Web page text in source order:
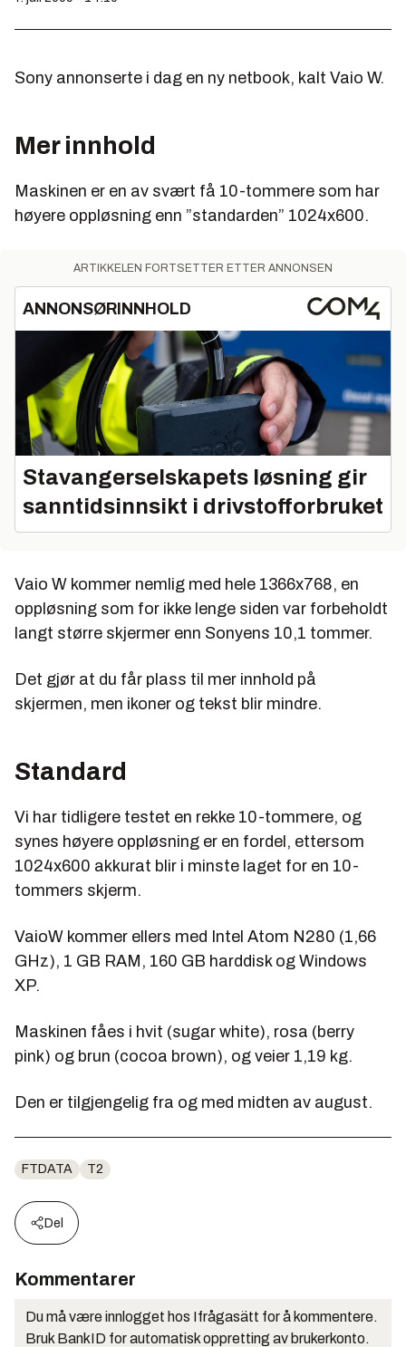
Sony annonserte i dag en ny netbook, kalt Vaio W.
Mer innhold
Maskinen er en av svært få 10-tommere som har
høyere oppløsning enn ”standarden” 1024x600.
ARTIKKELEN FORTSETTER ETTER ANNONSEN
ANNONSØRINNHOLD
Stavangerselskapets løsning gir
sanntidsinnsikt i drivstofforbruket
Vaio W kommer nemlig med hele 1366x768, en
oppløsning som for ikke lenge siden var forbeholdt
langt større skjermer enn Sonyens 10,1 tommer.
Det gjør at du får plass til mer innhold på
skjermen, men ikoner og tekst blir mindre.
Standard
Vi har tidligere testet en rekke 10-tommere, og
synes høyere oppløsning er en fordel, ettersom
1024x600 akkurat blir i minste laget for en 10-
tommers skjerm.
VaioW kommer ellers med Intel Atom N280 (1,66
GHz), 1 GB RAM, 160 GB harddisk og Windows
XP.
Maskinen fåes i hvit (sugar white), rosa (berry
pink) og brun (cocoa brown), og veier 1,19 kg.
Den er tilgjengelig fra og med midten av august.
FTDATA T2
Del
Kommentarer
Du må være innlogget hos Ifrågasätt for å kommentere.
Bruk BankID for automatisk oppretting av brukerkonto.